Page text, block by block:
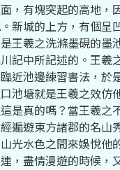
， 有塊突起的高地 ，
。 新城的上方 ， 有個呈
是王羲之洗滌墨硯的墨
川記中所記述的 。 王羲
臨近池邊練習書法 ， 於
口池塘就是王羲之效仿
這是真的嗎？ 當王羲之
遍遊東方諸郡的名山
山光水色之間來娛悅他
， 盡情漫遊的時候 ，